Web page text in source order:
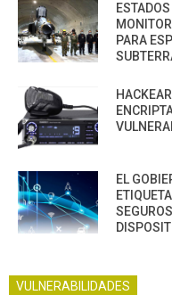
PARA
EL
VULNERABILIDADES